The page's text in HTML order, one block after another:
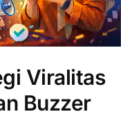
Viralitas
Buzzer